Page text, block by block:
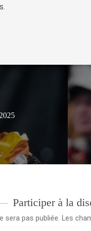
Participer à la
sera pas publiée. Les